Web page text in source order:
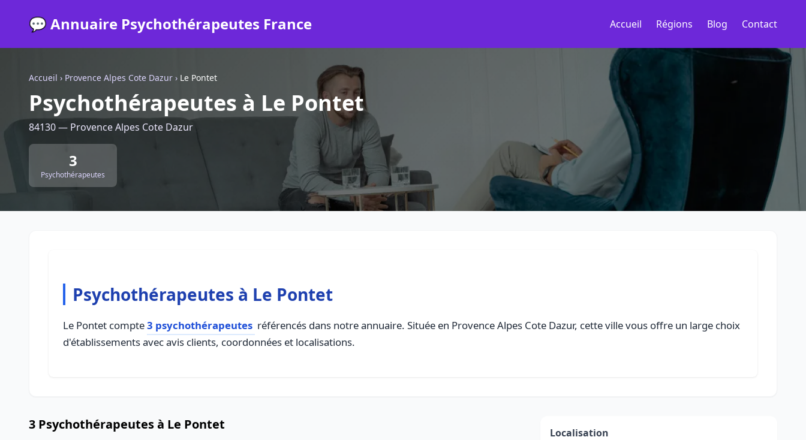
💬 Annuaire Psychothérapeutes France Accueil Régions Blog Contact
Accueil › Provence Alpes Cote Dazur › Le Pontet
Psychothérapeutes à Le Pontet
84130 — Provence Alpes Cote Dazur
3
Psychothérapeutes
Psychothérapeutes à Le Pontet
Le Pontet compte3 psychothérapeutes référencés dans notre annuaire. Située en Provence Alpes Cote Dazur, cette ville vous offre un large choix
d'établissements avec avis clients, coordonnées et localisations.
3 Psychothérapeutes à Le Pontet
Localisation